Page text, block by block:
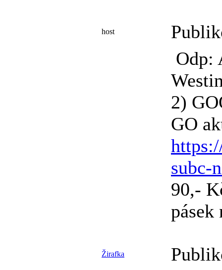
host
Odp:
2)
GO
subc-
90,-
pásek
Žirafka